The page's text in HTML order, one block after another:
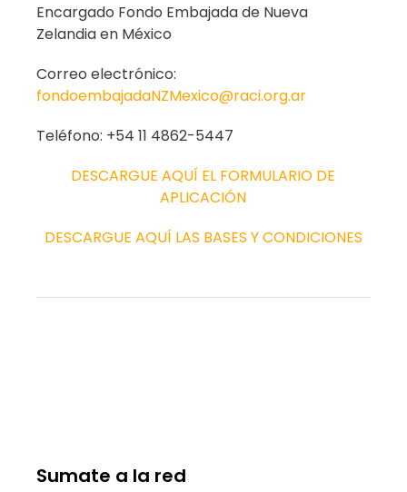
Encargado Fondo Embajada de Nueva
Zelandia en México
Correo electrónico:
fondoembajadaNZMexico@raci.org.ar
Teléfono: +54 11 4862-5447
DESCARGUE AQUÍ EL FORMULARIO DE
APLICACIÓN
DESCARGUE AQUÍ LAS BASES Y CONDICIONES
Sumate a la red